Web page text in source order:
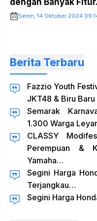
dengan Banyak
Senin, 14 Oktober 2024
Berita Terbaru
Fazzio Youth
JKT48 & Biru
Semarak
1.300 Warga
CLASSY
Perempuan &
Yamaha…
Segini Harga
Terjangkau…
Segini Harga